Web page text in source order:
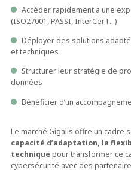
Accéder rapidement à une
(ISO27001, PASSI, InterCerT…)
Déployer des solutions
et techniques
Structurer leur stratégie de
données
Bénéficier d’un
Le marché Gigalis offre un cadre
capacité d’adaptation, la
technique pour transformer ce
cybersécurité avec des